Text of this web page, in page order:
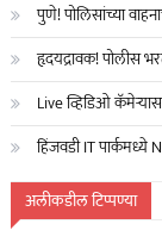
पुणे! पोलिसांच्या
हृदयद्रावक! पोलीस
Live व्हिडिओ
हिंजवडी IT
अलीकडील टिप्पण्या